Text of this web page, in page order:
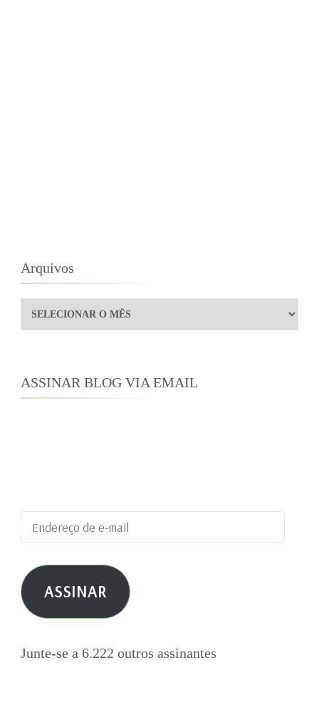
Arquivos
Arquivos
ASSINAR BLOG VIA EMAIL
Endereço
de
e-
mail ASSINAR
Junte-se a 6.222 outros assinantes